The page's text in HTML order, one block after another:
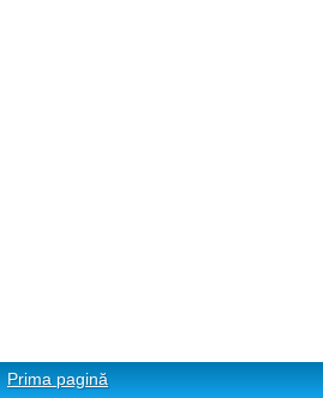
Prima pagină